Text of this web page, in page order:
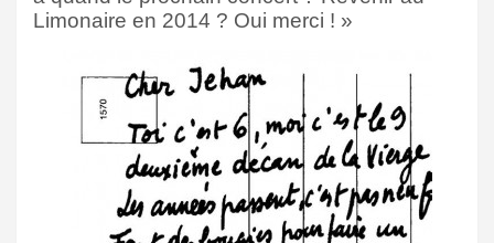
Limonaire en 2014 ? Oui merci ! »